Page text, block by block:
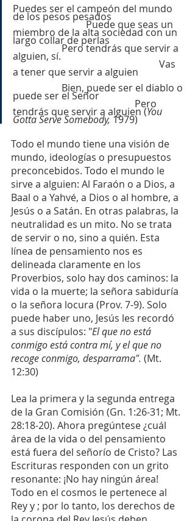
Puedes ser el campeón del mundo
de los pesos pesados
			Puede que seas un
miembro de la alta sociedad con un
largo collar de perlas
		Pero tendrás que servir a
alguien, sí.
						Vas
a tener que servir a alguien
puede ser el Señor
					Pero
tendrás que servir a alguien (You
Gotta Serve Somebody, 1979)
Todo el mundo tiene una visión de
mundo, ideologías o presupuestos
preconcebidos. Todo el mundo le
sirve a alguien: Al Faraón o a Dios, a
Baal o a Yahvé, a Dios o al hombre, a
Jesús o a Satán. En otras palabras, la
neutralidad es un mito. No se trata
de servir o no, sino a quién. Esta
línea de pensamiento nos es
delineada claramente en los
Proverbios, solo hay dos caminos: la
vida o la muerte; la señora sabiduría
o la señora locura (Prov. 7-9). Solo
puede haber uno, Jesús les recordó
a sus discípulos: "El que no está
conmigo está contra mí, y el que no
recoge conmigo, desparrama". (Mt.
12:30)
Lea la primera y la segunda entrega
de la Gran Comisión (Gn. 1:26-31; Mt.
28:18-20). Ahora pregúntese ¿cuál
área de la vida o del pensamiento
está fuera del señorío de Cristo? Las
Escrituras responden con un grito
resonante: ¡No hay ningún área!
Todo en el cosmos le pertenece al
Rey y ; por lo tanto, los derechos de